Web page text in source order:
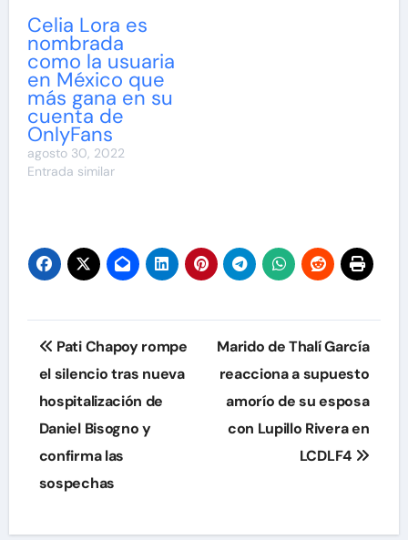
Celia Lora es
nombrada
como la usuaria
en México que
más gana en su
cuenta de
OnlyFans
agosto 30, 2022
Entrada similar
Navegación
de
entradas
Pati Chapoy rompe
el silencio tras nueva
hospitalización de
Daniel Bisogno y
confirma las
sospechas
Marido de Thalí García
reacciona a supuesto
amorío de su esposa
con Lupillo Rivera en
LCDLF4